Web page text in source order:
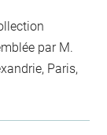
par M.
Paris,